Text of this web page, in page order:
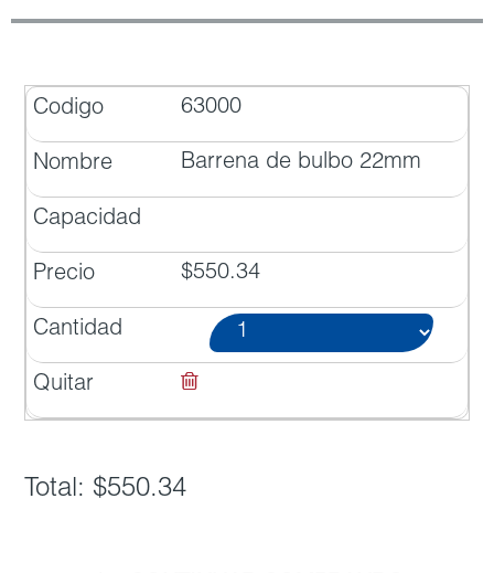
63000
Barrena de bulbo 22mm
$550.34
Total: $550.34